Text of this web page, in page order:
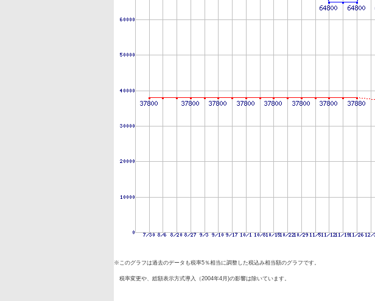
※このグラフは過去のデータも税率5％相当に調整した税込み相当額のグラフです。
税率変更や、総額表示方式導入（2004年4月)の影響は除いています。